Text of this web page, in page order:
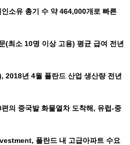
소유 총기 수 약464,000개로 빠른
(최소 10명 이상 고용) 평균 급여 전년
2018년 4월 폴란드 산업 생산량 전년
편의 중국발 화물열차 도착해 , 유럽-중
폴란드 내 고급아파트 수요